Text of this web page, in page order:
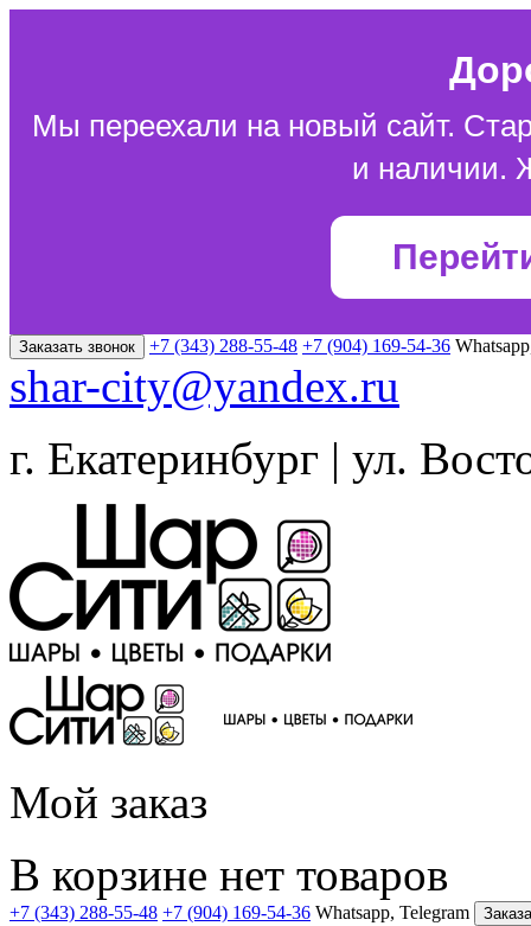
Мы переехали на новый сайт.
и наличии.
Заказать звонок +7 (343) 288-55-48 +7 (904) 169-54-36
shar-city@yandex.ru
г. Екатеринбург | ул.
Мой заказ
В корзине нет товаров
+7 (343) 288-55-48 +7 (904) 169-54-36 Whatsapp, Telegram